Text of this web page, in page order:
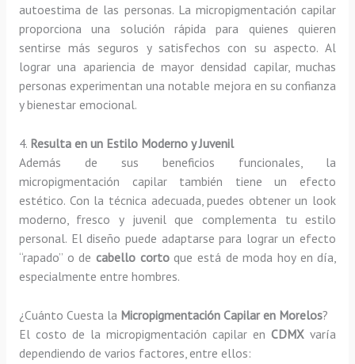
autoestima de las personas. La micropigmentación capilar
proporciona una solución rápida para quienes quieren
sentirse más seguros y satisfechos con su aspecto. Al
lograr una apariencia de mayor densidad capilar, muchas
personas experimentan una notable mejora en su confianza
y bienestar emocional.
4. Resulta en un Estilo Moderno y Juvenil
Además de sus beneficios funcionales, la
micropigmentación capilar también tiene un efecto
estético. Con la técnica adecuada, puedes obtener un look
moderno, fresco y juvenil que complementa tu estilo
personal. El diseño puede adaptarse para lograr un efecto
“rapado” o de cabello cortoque está de moda hoy en día,
especialmente entre hombres.
¿Cuánto Cuesta la Micropigmentación Capilar en Morelos?
El costo de la micropigmentación capilar enCDMX varía
dependiendo de varios factores, entre ellos: